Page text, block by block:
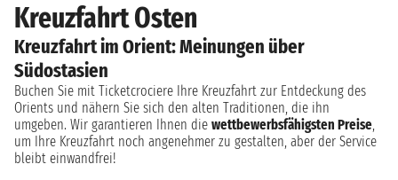
Kreuzfahrt Osten
Kreuzfahrt im Orient: Meinungen über
Südostasien
Buchen Sie mit Ticketcrociere Ihre Kreuzfahrt zur Entdeckung des
Orients und nähern Sie sich den alten Traditionen, die ihn
umgeben. Wir garantieren Ihnen die wettbewerbsfähigsten Preise,
um Ihre Kreuzfahrt noch angenehmer zu gestalten, aber der Service
bleibt einwandfrei!